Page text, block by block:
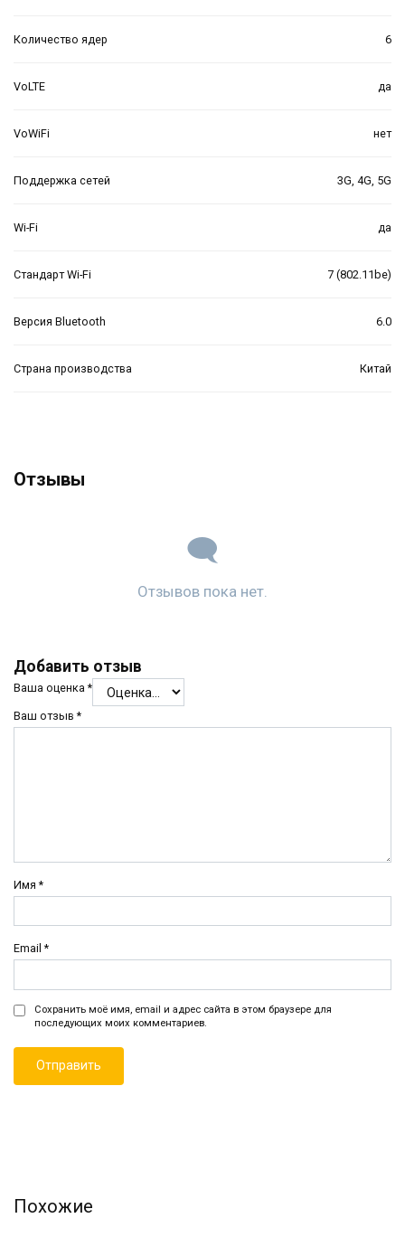
Количество ядер 6
VoLTE да
VoWiFi нет
Поддержка сетей 3G, 4G, 5G
Wi-Fi да
Стандарт Wi-Fi 7 (802.11be)
Версия Bluetooth 6.0
Страна производства Китай
Отзывы
Отзывов пока нет.
Добавить отзыв
Ваша оценка*
Ваш отзыв*
Имя*
Email*
Сохранить моё имя, email и адрес сайта в этом браузере для
последующих моих комментариев.
Похожие